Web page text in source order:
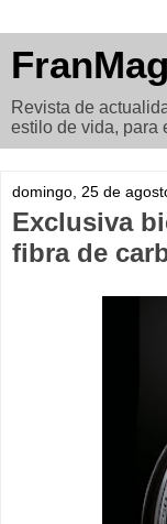
Revista de
estilo de vida, para
domingo, 25 de
Exclusiva
fibra de